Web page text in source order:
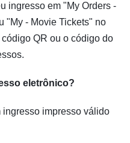
ingresso em "My Orders -
"My - Movie Tickets" no
QR ou o código do
eletrônico?
impresso válido